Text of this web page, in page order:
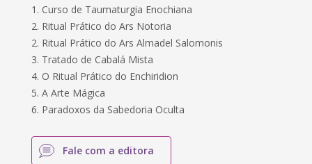
1. Curso de Taumaturgia Enochiana
2. Ritual Prático do Ars Notoria
2. Ritual Prático do Ars Almadel Salomonis
3. Tratado de Cabalá Mista
4. O Ritual Prático do Enchiridion
5. A Arte Mágica
6. Paradoxos da Sabedoria Oculta
Fale com a editora